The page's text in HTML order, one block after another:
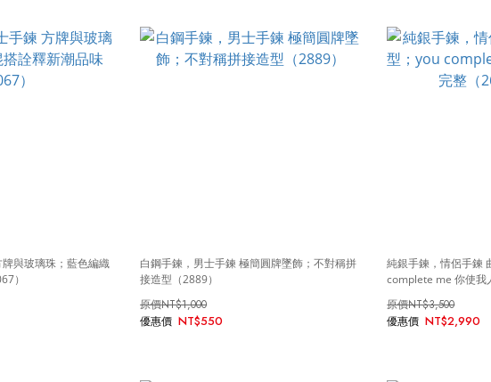
與玻璃珠；藍色編織
）
白鋼手鍊，男士手鍊 極簡圓牌墜飾；不對稱拼
接造型（2889）
NT$1,000
NT$550
純銀手鍊，情侶手鍊
complete me 你使我
NT$3,500
NT$2,990